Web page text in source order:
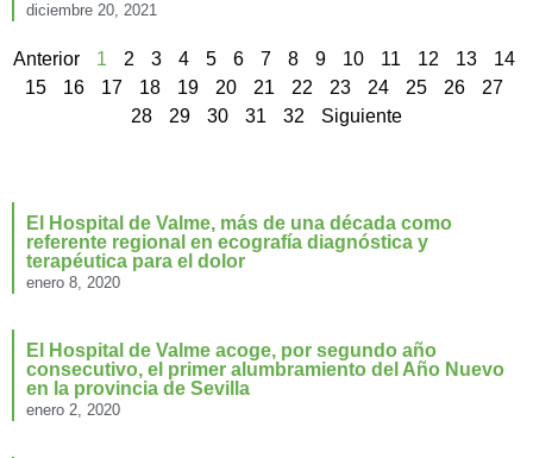
diciembre 20, 2021
Anterior 1 2 3 4 5 6 7 8 9 10 11 12 13
14
15
16 17 18 19 20 21 22 23 24 25 26
27
28
29 30 31 32 Siguiente
El Hospital de Valme, más de una década como
referente regional en ecografía diagnóstica y
terapéutica para el dolor
enero 8, 2020
El Hospital de Valme acoge, por segundo año
consecutivo, el primer alumbramiento del Año Nuevo
en la provincia de Sevilla
enero 2, 2020